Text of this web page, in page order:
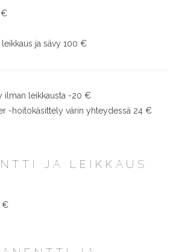
€
leikkaus ja sävy 100 €
ilman leikkausta -20 €
-hoitokäsittely värin yhteydessä 24 €
JA LEIKKAUS
€